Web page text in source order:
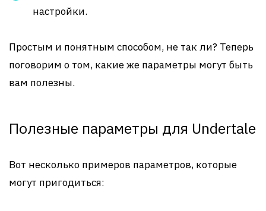
настройки.
Простым и понятным способом, не так ли? Теперь
поговорим о том, какие же параметры могут быть
вам полезны.
Полезные параметры для Undertale
Вот несколько примеров параметров, которые
могут пригодиться: